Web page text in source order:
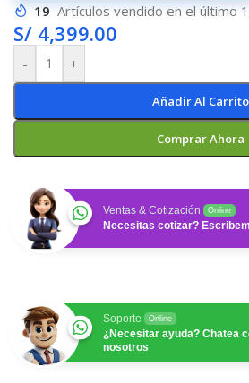
19 Artículos vendido en el último
S/ 4,399.00
- +
Añadir Al Carrito
Comprar Ahora
Ventas & Cotización Online
Necesitas cotizar?
Soporte Online
¿Necesitar ayuda? Chatea
nosotros